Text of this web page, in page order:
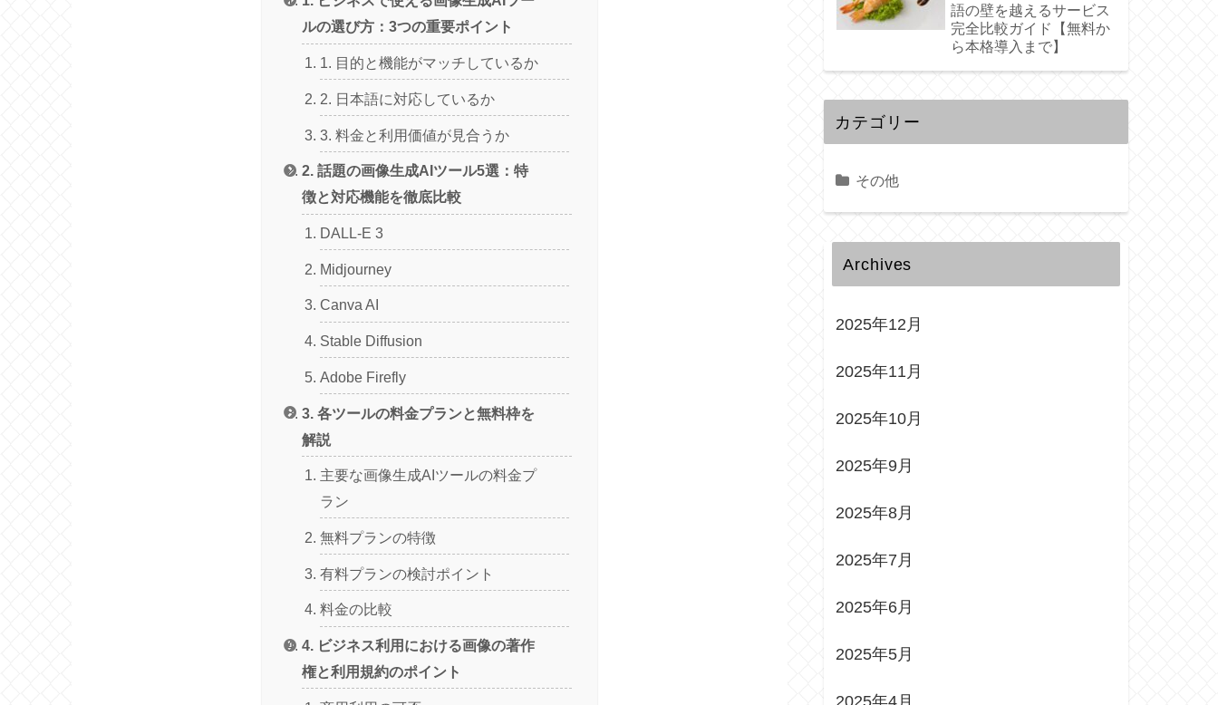
ルの選び方：3つの重要ポイント
1. 目的と機能がマッチしているか
2. 日本語に対応しているか
3. 料金と利用価値が見合うか
2. 話題の画像生成AIツール5選：特
徴と対応機能を徹底比較
DALL-E 3
Midjourney
Canva AI
Stable Diffusion
Adobe Firefly
3. 各ツールの料金プランと無料枠を
解説
主要な画像生成AIツールの料金プ
ラン
無料プランの特徴
有料プランの検討ポイント
料金の比較
4. ビジネス利用における画像の著作
権と利用規約のポイント
語の壁を越えるサービス
完全比較ガイド【無料か
ら本格導入まで】
カテゴリー
その他
Archives
2025年12月
2025年11月
2025年10月
2025年9月
2025年8月
2025年7月
2025年6月
2025年5月
2025年4月